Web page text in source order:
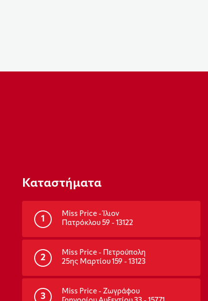
Καταστήματα
1
Miss Price - Ίλιον
Πατρόκλου 59 - 13122
2
Miss Price - Πετρούπολη
25ης Μαρτίου 159 - 13123
3
Miss Price - Ζωγράφου